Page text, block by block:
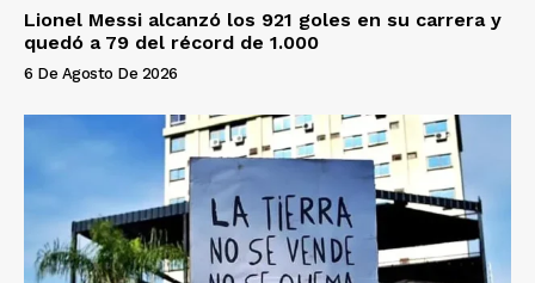
Lionel Messi alcanzó los 921 goles en su carrera y
quedó a 79 del récord de 1.000
6 De Agosto De 2026